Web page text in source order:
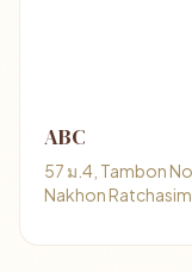
ABC
57 ม.4, Tambon
Nakhon